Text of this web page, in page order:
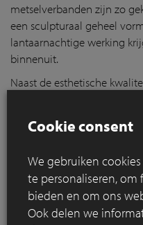
metselverbanden zijn zo
een sculpturaal geheel
lantaarnachtige werking
binnenuit.
Naast de esthetische
woongebouw, met de
gebouw super
veranderende stedelijke
speelt verder nog een rol
voorzien van een grote
Cookie consent
We gebruiken
te personaliseren,
bieden en om ons
Ook delen we